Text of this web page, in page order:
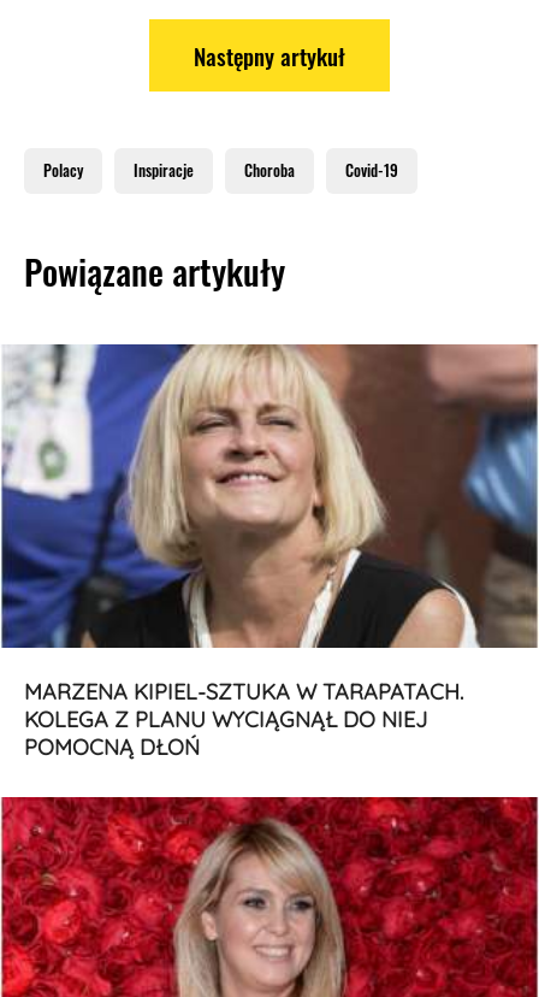
Następny artykuł
Polacy Inspiracje Choroba Covid-19
Powiązane artykuły
MARZENA KIPIEL-SZTUKA W TARAPATACH.
KOLEGA Z PLANU WYCIĄGNĄŁ DO NIEJ
POMOCNĄ DŁOŃ